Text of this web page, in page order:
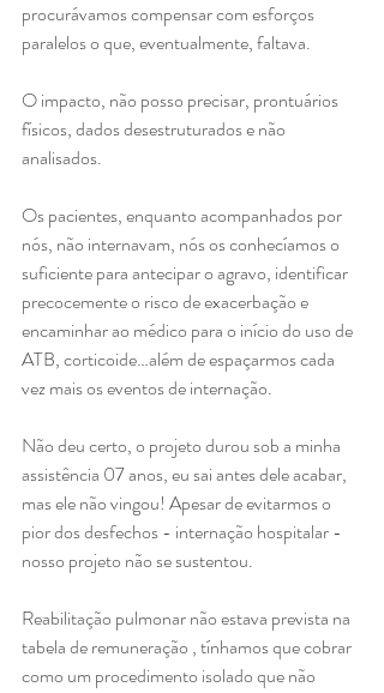
procurávamos compensar com esforços
paralelos o que, eventualmente, faltava.
O impacto, não posso precisar, prontuários
físicos, dados desestruturados e não
analisados.
Os pacientes, enquanto acompanhados por
nós, não internavam, nós os conhecíamos o
suficiente para antecipar o agravo, identificar
precocemente o risco de exacerbação e
encaminhar ao médico para o início do uso de
ATB, corticoide…além de espaçarmos cada
vez mais os eventos de internação.
Não deu certo, o projeto durou sob a minha
assistência 07 anos, eu sai antes dele acabar,
mas ele não vingou! Apesar de evitarmos o
pior dos desfechos - internação hospitalar -
nosso projeto não se sustentou.
Reabilitação pulmonar não estava prevista na
tabela de remuneração , tínhamos que cobrar
como um procedimento isolado que não